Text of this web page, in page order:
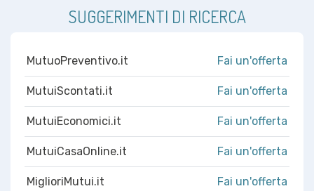
SUGGERIMENTI DI RICERCA
MutuoPreventivo.it Fai un'offerta
MutuiScontati.it Fai un'offerta
MutuiEconomici.it Fai un'offerta
MutuiCasaOnline.it Fai un'offerta
MiglioriMutui.it Fai un'offerta